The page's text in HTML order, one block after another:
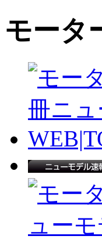
モータ